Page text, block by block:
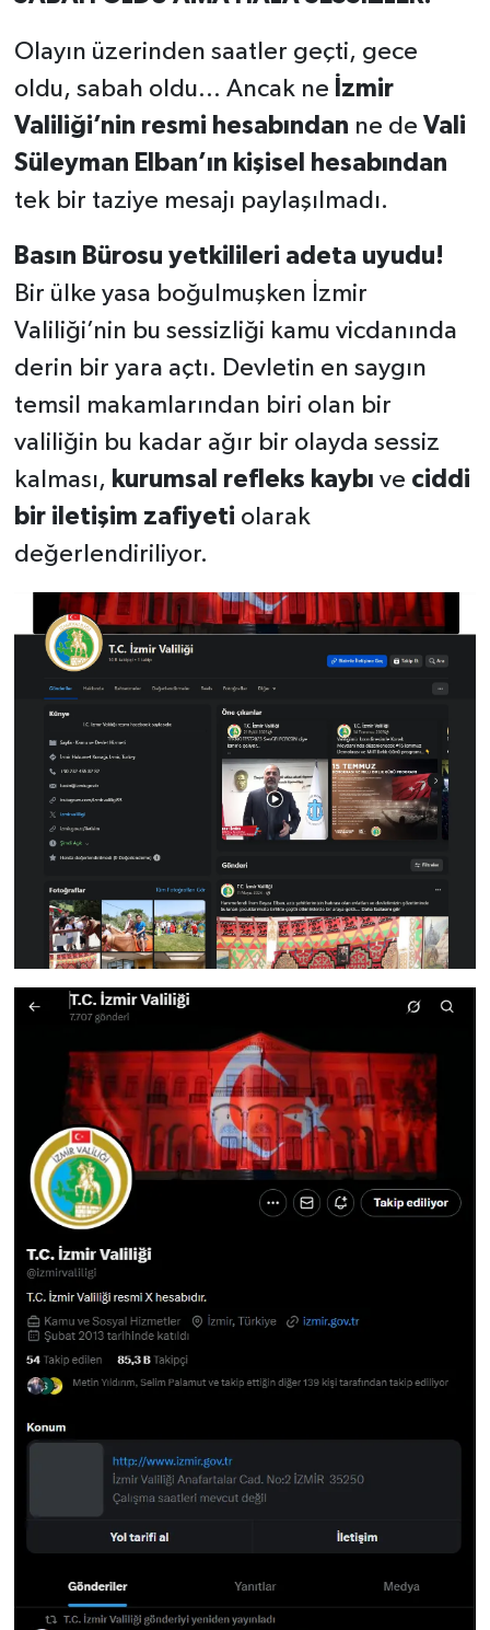
Olayın üzerinden saatler geçti, gece
oldu, sabah oldu… Ancak ne İzmir
Valiliği’nin resmi hesabından ne de Vali
Süleyman Elban’ın kişisel hesabından
tek bir taziye mesajı paylaşılmadı.
Basın Bürosu yetkilileri adeta uyudu!
Bir ülke yasa boğulmuşken İzmir
Valiliği’nin bu sessizliği kamu vicdanında
derin bir yara açtı. Devletin en saygın
temsil makamlarından biri olan bir
valiliğin bu kadar ağır bir olayda sessiz
kalması, kurumsal refleks kaybı ve ciddi
bir iletişim zafiyeti olarak
değerlendiriliyor.